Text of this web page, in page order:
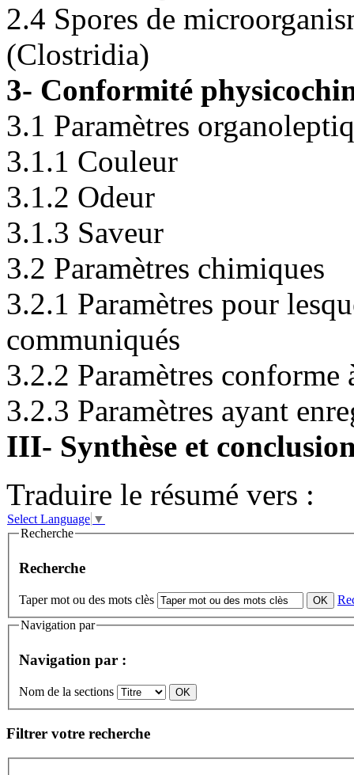
2.4 Spores de
(Clostridia)
3- Conformité
3.1 Paramètres
3.1.1 Couleur
3.1.2 Odeur
3.1.3 Saveur
3.2 Paramètres chimiques
3.2.1 Paramètres pour
communiqués
3.2.2 Paramètres conforme
3.2.3 Paramètres ayant
III- Synthèse et
Traduire le résumé vers :
Select Language ▼
Recherche
Recherche
Taper mot ou des mots clès
Navigation par
Navigation par :
Nom de la sections
Filtrer votre recherche